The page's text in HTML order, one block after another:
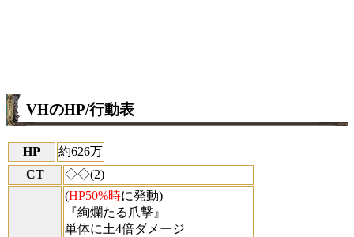
VHのHP/行動表
HP
約626万
CT
◇◇(2)
(HP50%時に発動)
『絢爛たる爪撃』
単体に土4倍ダメージ